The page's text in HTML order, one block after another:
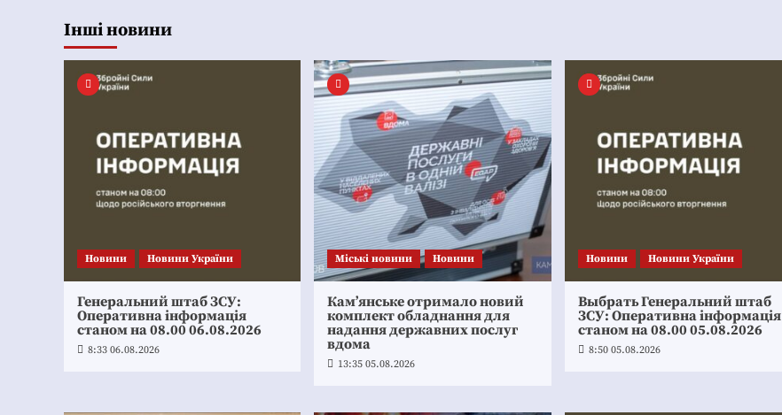
Інші новини
Новини Новини України
Генеральний штаб ЗСУ:
Оперативна інформація
станом на 08.00 06.08.2026
8:33 06.08.2026
Mіські новини Новини
Кам’янське отримало новий
комплект обладнання для
надання державних послуг
вдома
13:35 05.08.2026
Новини Новини України
Выбрать Генеральний штаб
ЗСУ: Оперативна інформація
станом на 08.00 05.08.2026
8:50 05.08.2026